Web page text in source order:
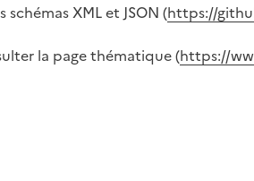
XML et JSON (https://
la page thématique (https://